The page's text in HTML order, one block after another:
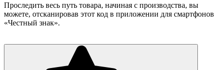
Проследить весь путь товара, начиная с производства, вы
можете, отсканировав этот код в приложении для смартфонов
«Честный знак».